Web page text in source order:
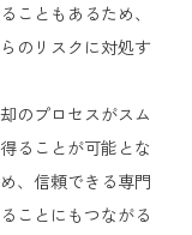
こともあるため、
のリスクに対処す
のプロセスがスム
ることが可能とな
、信頼できる専門
ことにもつながる